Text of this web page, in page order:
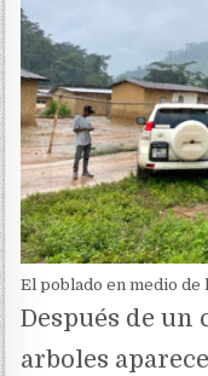
El poblado en medio de
Después de
arboles